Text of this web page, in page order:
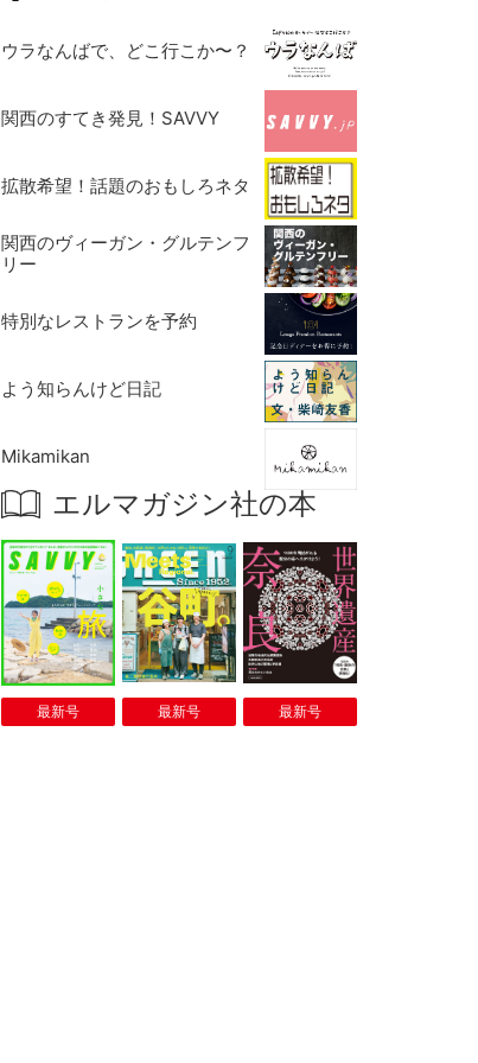
ウラなんばで、どこ行こか〜？
関西のすてき発見！SAVVY
拡散希望！話題のおもしろネタ
関西のヴィーガン・グルテンフ
リー
特別なレストランを予約
よう知らんけど日記
Mikamikan
エルマガジン社の本
最新号 最新号 最新号